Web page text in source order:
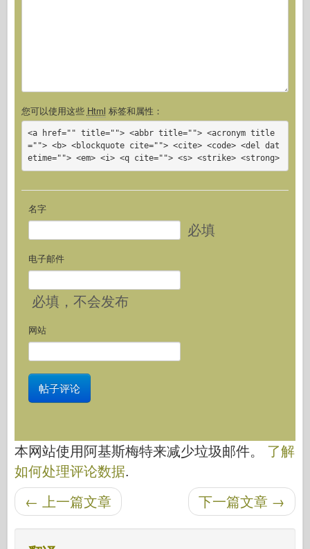
您可以使用这些 Html 标签和属性：
<a href="" title=""> <abbr title=""> <acronym title
=""> <b> <blockquote cite=""> <cite> <code> <del dat
etime=""> <em> <i> <q cite=""> <s> <strike> <strong>
名字
必填
电子邮件
必填 ，不会发布
网站
本网站使用阿基斯梅特来减少垃圾邮件。 了解
如何处理评论数据.
后导航 下一篇文章 →
← 上一篇文章